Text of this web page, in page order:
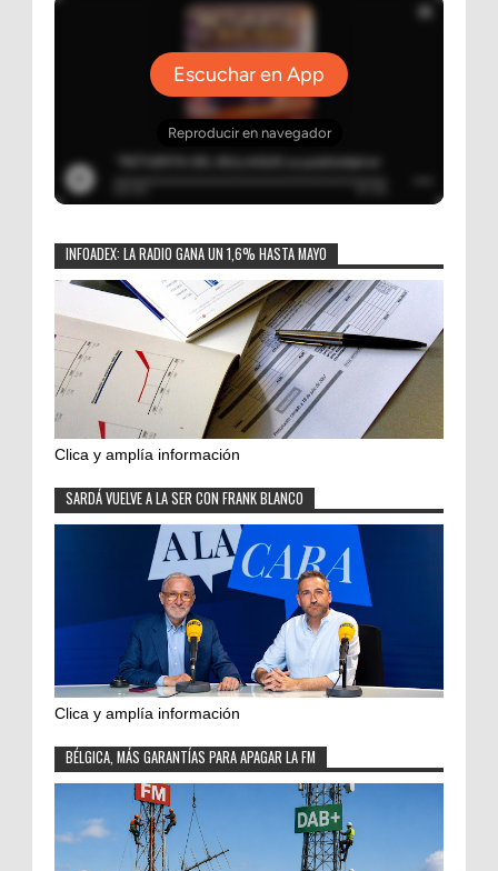
INFOADEX: LA RADIO GANA UN 1,6% HASTA MAYO
Clica y amplía información
SARDÁ VUELVE A LA SER CON FRANK BLANCO
Clica y amplía información
BÉLGICA, MÁS GARANTÍAS PARA APAGAR LA FM